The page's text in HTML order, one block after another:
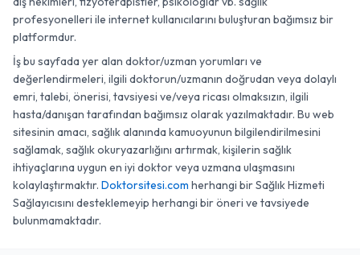
profesyonelleri ile internet kullanıcılarını buluşturan bağımsız bir
platformdur.
İş bu sayfada yer alan doktor/uzman yorumları ve
değerlendirmeleri, ilgili doktorun/uzmanın doğrudan veya dolaylı
emri, talebi, önerisi, tavsiyesi ve/veya ricası olmaksızın, ilgili
hasta/danışan tarafından bağımsız olarak yazılmaktadır. Bu web
sitesinin amacı, sağlık alanında kamuoyunun bilgilendirilmesini
sağlamak, sağlık okuryazarlığını artırmak, kişilerin sağlık
ihtiyaçlarına uygun en iyi doktor veya uzmana ulaşmasını
kolaylaştırmaktır. Doktorsitesi.com herhangi bir Sağlık Hizmeti
Sağlayıcısını desteklemeyip herhangi bir öneri ve tavsiyede
bulunmamaktadır.